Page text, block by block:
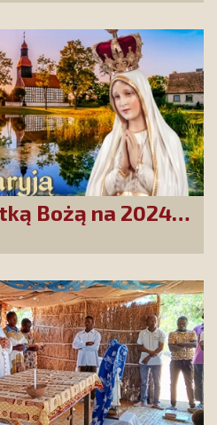
Bożą na 2024
domach!